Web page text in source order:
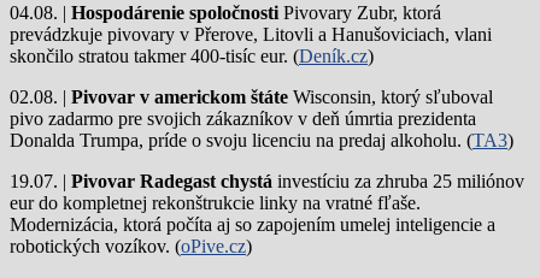
04.08. | Hospodárenie spoločnosti Pivovary Zubr, ktorá
prevádzkuje pivovary v Přerove, Litovli a Hanušoviciach, vlani
skončilo stratou takmer 400-tisíc eur. (Deník.cz)
02.08. | Pivovar v americkom štáte Wisconsin, ktorý sľuboval
pivo zadarmo pre svojich zákazníkov v deň úmrtia prezidenta
Donalda Trumpa, príde o svoju licenciu na predaj alkoholu. (TA3)
19.07. | Pivovar Radegast chystá investíciu za zhruba 25 miliónov
eur do kompletnej rekonštrukcie linky na vratné fľaše.
Modernizácia, ktorá počíta aj so zapojením umelej inteligencie a
robotických vozíkov. (oPive.cz)